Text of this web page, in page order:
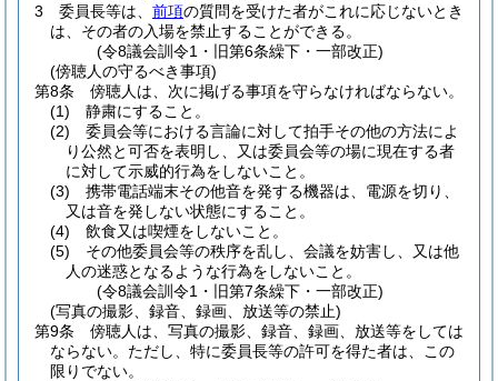
3
委員長等は、 前項の質問を受けた者がこれに応じないとき
は、その者の入場を禁止することができる。
(令8議会訓令1・旧第6条繰下・一部改正)
(傍聴人の守るべき事項)
第8条
傍聴人は、次に掲げる事項を守らなければならない。
(1)
静粛にすること。
(2)
委員会等における言論に対して拍手その他の方法によ
り公然と可否を表明し、又は委員会等の場に現在する者
に対して示威的行為をしないこと。
(3)
携帯電話端末その他音を発する機器は、電源を切り、
又は音を発しない状態にすること。
(4)
飲食又は喫煙をしないこと。
(5)
その他委員会等の秩序を乱し、会議を妨害し、又は他
人の迷惑となるような行為をしないこと。
(令8議会訓令1・旧第7条繰下・一部改正)
(写真の撮影、録音、録画、放送等の禁止)
第9条
傍聴人は、写真の撮影、録音、録画、放送等をしては
ならない。 ただし、特に委員長等の許可を得た者は、この
限りでない。